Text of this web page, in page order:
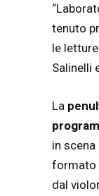
tenuto
le
Salinelli
La
in scena
formato
dal